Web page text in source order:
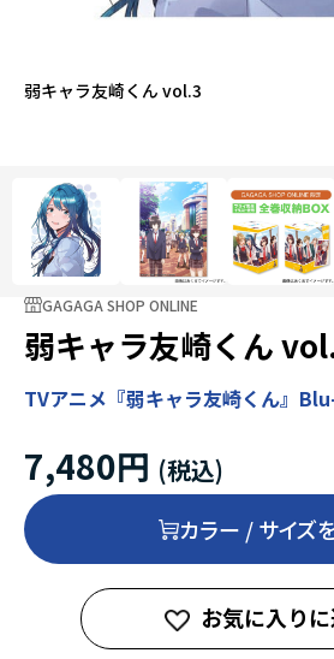
弱キャラ友崎くん vol.3
GAGAGA SHOP ONLINE
弱キャラ友崎くん
TVアニメ『弱キャラ友崎くん』
7,480円
カラー / サイズ
お気に入り